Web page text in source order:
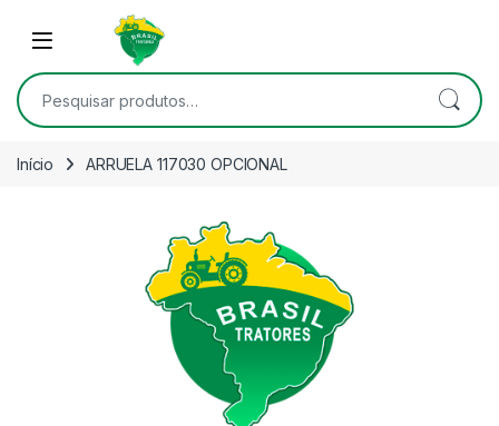
Skip to navigation
Open
Pesquisar por:
Início ARRUELA 117030 OPCIONAL